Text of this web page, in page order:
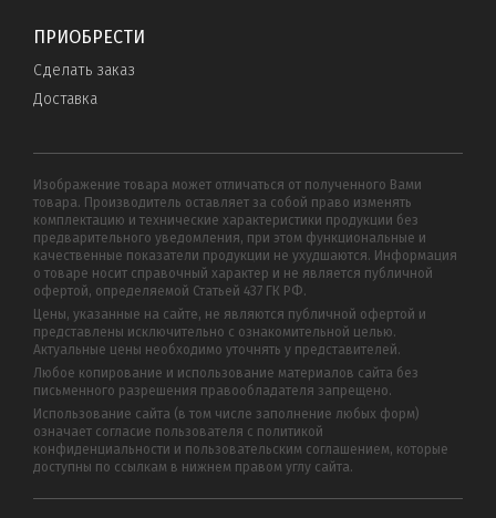
ПРИОБРЕСТИ
Сделать заказ
Доставка
Изображение товара может отличаться от полученного Вами
товара. Производитель оставляет за собой право изменять
комплектацию и технические характеристики продукции без
предварительного уведомления, при этом функциональные и
качественные показатели продукции не ухудшаются. Информация
о товаре носит справочный характер и не является публичной
офертой, определяемой Статьей 437 ГК РФ.
Цены, указанные на сайте, не являются публичной офертой и
представлены исключительно с ознакомительной целью.
Актуальные цены необходимо уточнять у представителей.
Любое копирование и использование материалов сайта без
письменного разрешения правообладателя запрещено.
Использование сайта (в том числе заполнение любых форм)
означает согласие пользователя с политикой
конфиденциальности и пользовательским соглашением, которые
доступны по ссылкам в нижнем правом углу сайта.